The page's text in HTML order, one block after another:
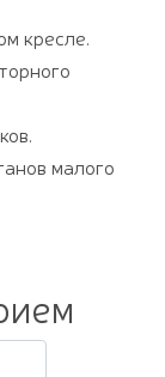
кресле.
малого